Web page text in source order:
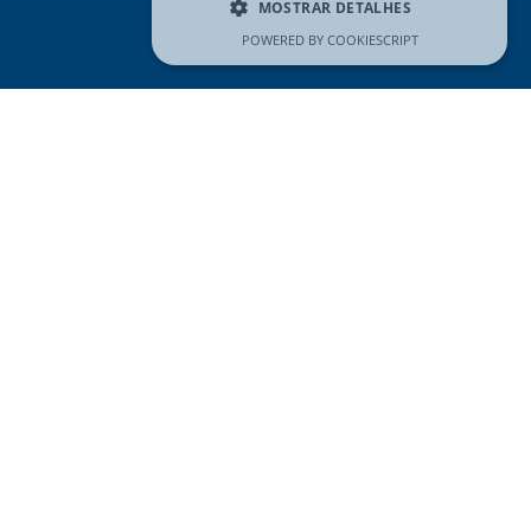
REDES SOCIAIS
MOSTRAR DETALHES
POWERED BY COOKIESCRIPT